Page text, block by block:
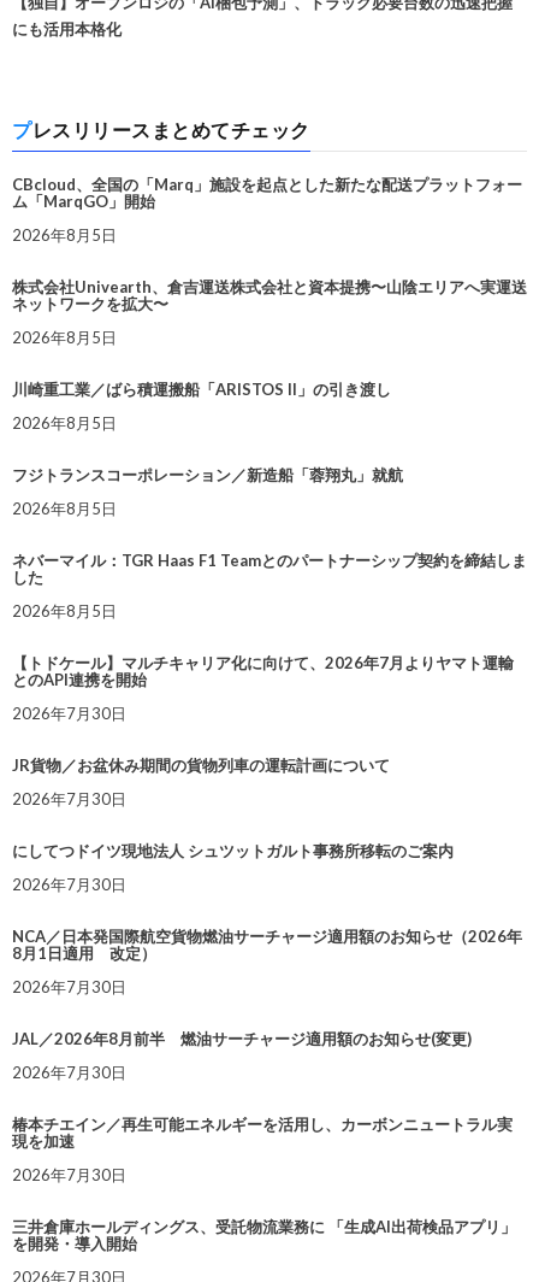
にも活用本格化
プレスリリースまとめてチェック
CBcloud、全国の「Marq」施設を起点とした新たな配送プラットフォー
ム「MarqGO」開始
2026年8月5日
株式会社Univearth、倉吉運送株式会社と資本提携〜山陰エリアへ実運送
ネットワークを拡大〜
2026年8月5日
川崎重工業／ばら積運搬船「ARISTOS II」の引き渡し
2026年8月5日
フジトランスコーポレーション／新造船「蓉翔丸」就航
2026年8月5日
ネバーマイル：TGR Haas F1 Teamとのパートナーシップ契約を締結しま
した
2026年8月5日
【トドケール】マルチキャリア化に向けて、2026年7月よりヤマト運輸
とのAPI連携を開始
2026年7月30日
JR貨物／お盆休み期間の貨物列車の運転計画について
2026年7月30日
にしてつドイツ現地法人 シュツットガルト事務所移転のご案内
2026年7月30日
NCA／日本発国際航空貨物燃油サーチャージ適用額のお知らせ（2026年
8月1日適用 改定）
2026年7月30日
JAL／2026年8月前半 燃油サーチャージ適用額のお知らせ(変更)
2026年7月30日
椿本チエイン／再生可能エネルギーを活用し、カーボンニュートラル実
現を加速
2026年7月30日
三井倉庫ホールディングス、受託物流業務に 「生成AI出荷検品アプリ」
を開発・導入開始
2026年7月30日